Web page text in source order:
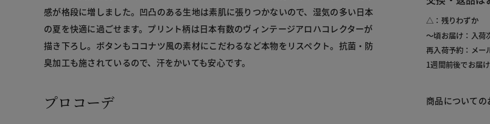
感が格段に増しました。凹凸のある生地は素肌に張りつかないので、湿気の多い日本
の夏を快適に過ごせます。プリント柄は日本有数のヴィンテージアロハコレクターが
描き下ろし。ボタンもココナツ風の素材にこだわるなど本物をリスペクト。抗菌・防
臭加工も施されているので、汗をかいても安心です。
プロコーデ
△：残りわずか
～頃お届け：入荷
再入荷予約：メー
1週間前後でお届
商品について